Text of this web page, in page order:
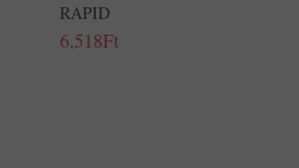
RAPID
6,518Ft